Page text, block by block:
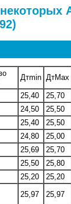
Дтmin ДтMax
25,40 25,70
24,50 25,50
25,40 25,50
24,80 25,00
25,69 25,70
25,50 25,80
25,20 25,20
25,97 25,97